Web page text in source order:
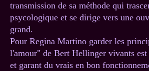
transmission de sa méthode qui
psycologique et se dirige vers une
grand.
Pour Regina Martino garder les
l'amour" de Bert Hellinger vivants
et garant du vrais en bon